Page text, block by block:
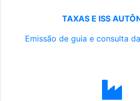
TAXAS E ISS
Emissão de guia e consulta